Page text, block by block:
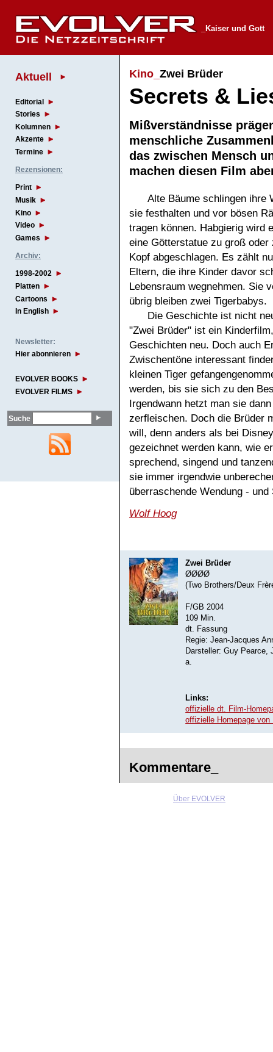
_Kaiser und Gott
Aktuell
Editorial
Stories
Kolumnen
Akzente
Termine
Rezensionen:
Print
Musik
Kino
Video
Games
Archiv:
1998-2002
Platten
Cartoons
In English
Newsletter:
Hier abonnieren
EVOLVER BOOKS
EVOLVER FILMS
Suche
Kino_ Zwei Brüder
Secrets &
Mißverständnisse
menschliche
das zwischen Mensch
machen diesen Film
Alte Bäume schlingen ihre
sie festhalten und vor bösen
tragen können. Habgierig wird
eine Götterstatue zu groß
Kopf abgeschlagen. Es zählt
Eltern, die ihre Kinder davor
Lebensraum wegnehmen. Sie
übrig bleiben zwei Tigerbabys.
Die Geschichte ist nicht
"Zwei Brüder" ist ein
Geschichten neu. Doch auch
Zwischentöne interessant
kleinen Tiger
werden, bis sie sich zu den
Irgendwann hetzt man sie
zerfleischen. Doch die Brüder
will, denn anders als bei
gezeichnet werden kann, wie
sprechend, singend und
sie immer irgendwie
überraschende Wendung -
Wolf Hoog
Zwei Brüder
ØØØØ
(Two Brothers/Deux
F/GB 2004
109 Min.
dt. Fassung
Regie: Jean-Jacques
Darsteller: Guy Pearce,
a.
Links:
offizielle dt. Film-
offizielle Homepage von
Kommentare_
Über EVOLVER